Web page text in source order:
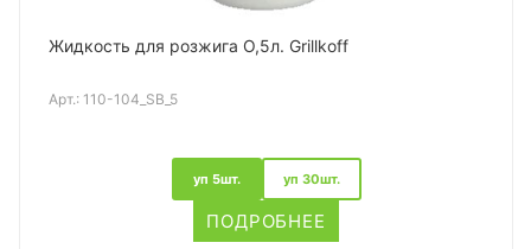
Жидкость для розжига О,5л. Grillkoff
Арт.: 110-104_SB_5
уп 5шт. уп 30шт.
ПОДРОБНЕЕ